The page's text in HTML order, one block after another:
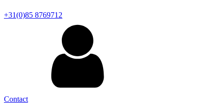
+31(0)85 8769712
Contact